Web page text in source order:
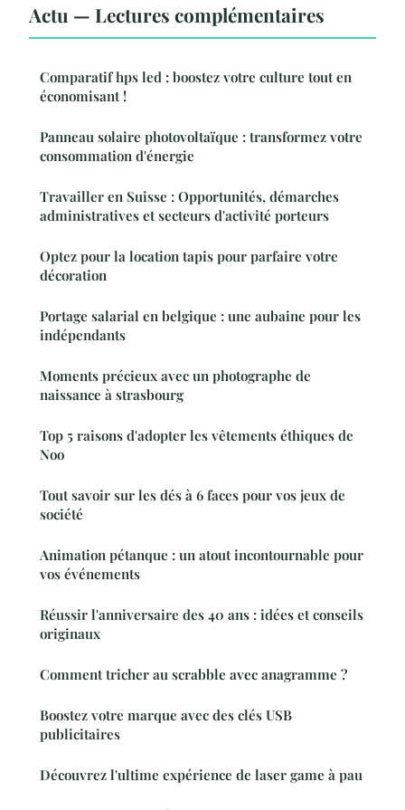
Actu — Lectures complémentaires
Comparatif hps led : boostez votre culture tout en
économisant !
Panneau solaire photovoltaïque : transformez votre
consommation d'énergie
Travailler en Suisse : Opportunités, démarches
administratives et secteurs d'activité porteurs
Optez pour la location tapis pour parfaire votre
décoration
Portage salarial en belgique : une aubaine pour les
indépendants
Moments précieux avec un photographe de
naissance à strasbourg
Top 5 raisons d'adopter les vêtements éthiques de
Noo
Tout savoir sur les dés à 6 faces pour vos jeux de
société
Animation pétanque : un atout incontournable pour
vos événements
Réussir l'anniversaire des 40 ans : idées et conseils
originaux
Comment tricher au scrabble avec anagramme ?
Boostez votre marque avec des clés USB
publicitaires
Découvrez l'ultime expérience de laser game à pau